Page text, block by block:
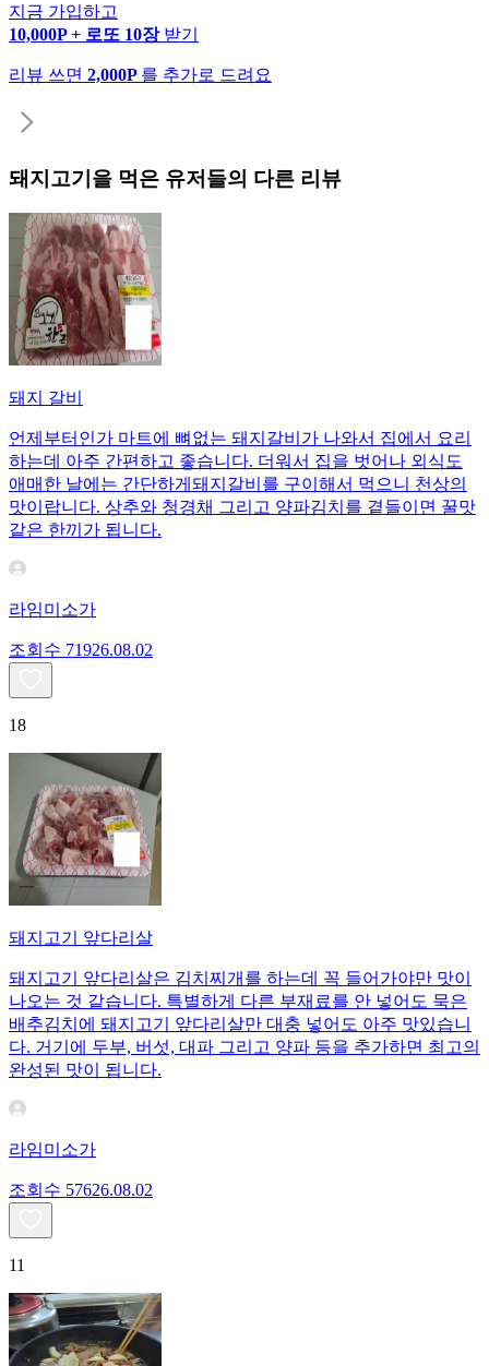
지금 가입하고
10,000P + 로또 10장 받기
리뷰 쓰면 2,000P 를 추가로 드려요
돼지고기 을 먹은 유저들의 다른 리뷰
돼지 갈비
언제부터인가 마트에 뼈없는 돼지갈비가 나와서 집에서 요리
하는데 아주 간편하고 좋습니다. 더워서 집을 벗어나 외식도
애매한 날에는 간단하게돼지갈비를 구이해서 먹으니 천상의
맛이랍니다. 상추와 청경채 그리고 양파김치를 곁들이면 꿀맛
같은 한끼가 됩니다.
라임미소가
조회수 71926.08.02
18
돼지고기 앞다리살
돼지고기 앞다리살은 김치찌개를 하는데 꼭 들어가야만 맛이
나오는 것 같습니다. 특별하게 다른 부재료를 안 넣어도 묵은
배추김치에 돼지고기 앞다리살만 대충 넣어도 아주 맛있습니
다. 거기에 두부, 버섯, 대파 그리고 양파 등을 추가하면 최고의
완성된 맛이 됩니다.
라임미소가
조회수 57626.08.02
11